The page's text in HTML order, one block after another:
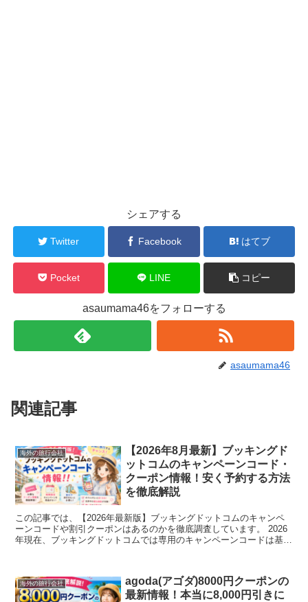
シェアする
Twitter Facebook はてブ
Pocket LINE コピー
asaumama46をフォローする
asaumama46
関連記事
海外の旅行会社
【2026年8月最新】ブッキングド
ットコムのキャンペーンコード・
クーポン情報！安く予約する方法
を徹底解説
この記事では、【2026年最新版】ブッキングドットコムのキャンペ
ーンコードや割引クーポンはあるのかを徹底調査しています。 2026
年現在、ブッキングドットコムでは専用のキャンペーンコードは基本
海外の旅行会社
agoda(アゴダ)8000円クーポンの
最新情報！本当に8,000円引きに